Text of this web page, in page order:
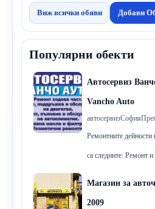
Виж всички обяви Добави
Популярни обекти
Автосервиз
Vancho Auto
автосервизСофия
Ремонтните дейности
са следните: Ремонт и
Магазин за
2009